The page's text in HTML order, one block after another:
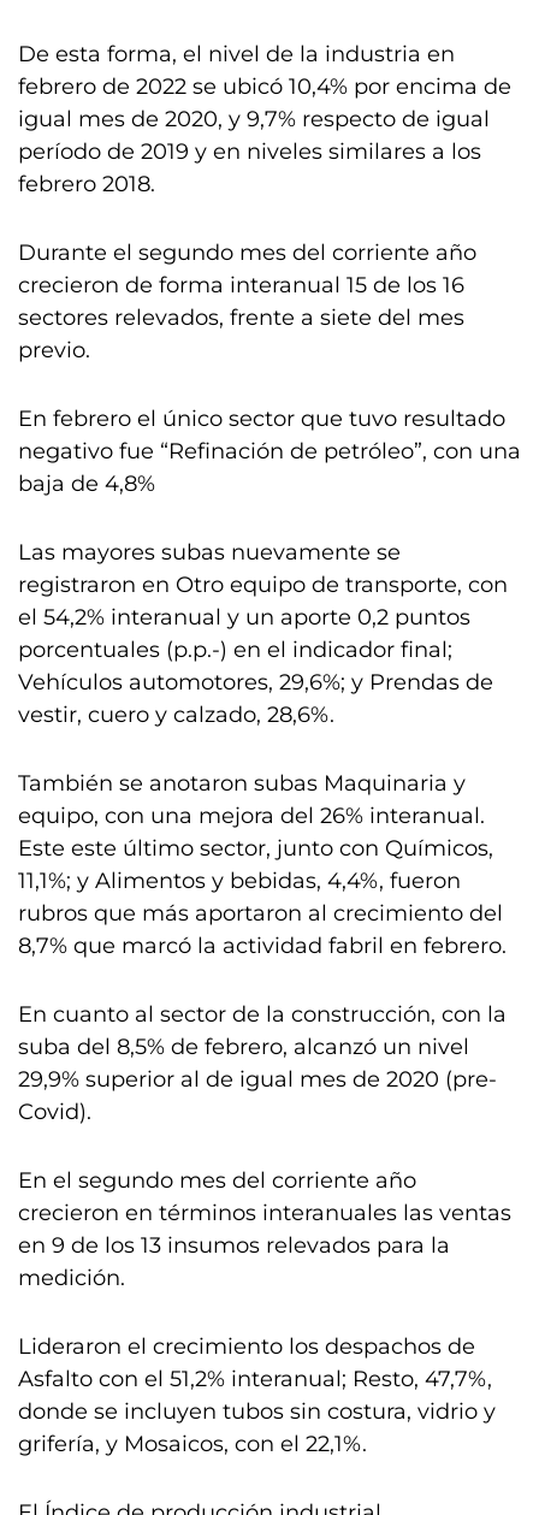
De esta forma, el nivel de la industria en
febrero de 2022 se ubicó 10,4% por encima de
igual mes de 2020, y 9,7% respecto de igual
período de 2019 y en niveles similares a los
febrero 2018.
Durante el segundo mes del corriente año
crecieron de forma interanual 15 de los 16
sectores relevados, frente a siete del mes
previo.
En febrero el único sector que tuvo resultado
negativo fue “Refinación de petróleo”, con una
baja de 4,8%
Las mayores subas nuevamente se
registraron en Otro equipo de transporte, con
el 54,2% interanual y un aporte 0,2 puntos
porcentuales (p.p.-) en el indicador final;
Vehículos automotores, 29,6%; y Prendas de
vestir, cuero y calzado, 28,6%.
También se anotaron subas Maquinaria y
equipo, con una mejora del 26% interanual.
Este este último sector, junto con Químicos,
11,1%; y Alimentos y bebidas, 4,4%, fueron
rubros que más aportaron al crecimiento del
8,7% que marcó la actividad fabril en febrero.
En cuanto al sector de la construcción, con la
suba del 8,5% de febrero, alcanzó un nivel
29,9% superior al de igual mes de 2020 (pre-
Covid).
En el segundo mes del corriente año
crecieron en términos interanuales las ventas
en 9 de los 13 insumos relevados para la
medición.
Lideraron el crecimiento los despachos de
Asfalto con el 51,2% interanual; Resto, 47,7%,
donde se incluyen tubos sin costura, vidrio y
grifería, y Mosaicos, con el 22,1%.